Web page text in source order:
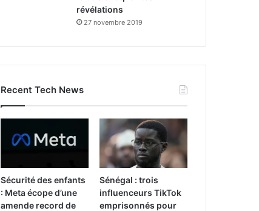
révélations
27 novembre 2019
Recent Tech News
Sécurité des enfants
: Meta écope d’une
amende record de
Sénégal : trois
influenceurs TikTok
emprisonnés pour